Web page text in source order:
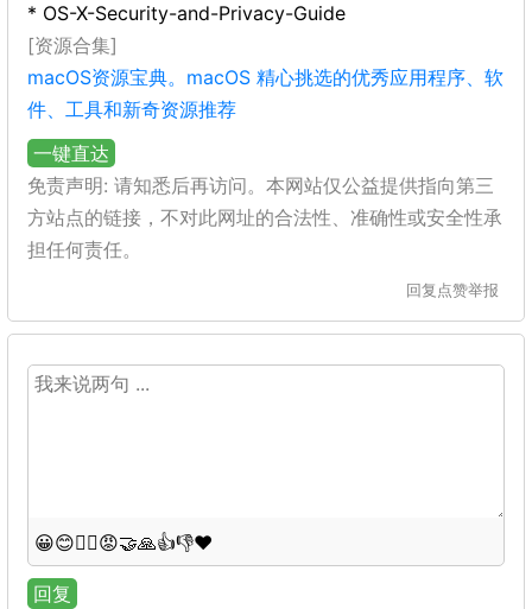
* OS-X-Security-and-Privacy-Guide
[资源合集]
macOS资源宝典。macOS 精心挑选的优秀应用程序、软
件、工具和新奇资源推荐
一键直达
免责声明: 请知悉后再访问。本网站仅公益提供指向第三
方站点的链接，不对此网址的合法性、准确性或安全性承
担任何责任。
回复 点赞举报
😀😊😵‍💫😡🤝🙏👍👎❤️
回复